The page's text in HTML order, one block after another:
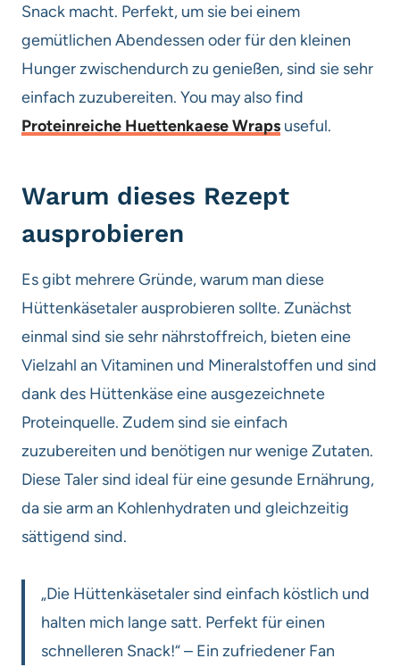
Snack macht. Perfekt, um sie bei einem
gemütlichen Abendessen oder für den kleinen
Hunger zwischendurch zu genießen, sind sie sehr
einfach zuzubereiten. You may also find
Proteinreiche Huettenkaese Wraps useful.
Warum dieses Rezept
ausprobieren
Es gibt mehrere Gründe, warum man diese
Hüttenkäsetaler ausprobieren sollte. Zunächst
einmal sind sie sehr nährstoffreich, bieten eine
Vielzahl an Vitaminen und Mineralstoffen und sind
dank des Hüttenkäse eine ausgezeichnete
Proteinquelle. Zudem sind sie einfach
zuzubereiten und benötigen nur wenige Zutaten.
Diese Taler sind ideal für eine gesunde Ernährung,
da sie arm an Kohlenhydraten und gleichzeitig
sättigend sind.
„Die Hüttenkäsetaler sind einfach köstlich und
halten mich lange satt. Perfekt für einen
schnelleren Snack!“ – Ein zufriedener Fan